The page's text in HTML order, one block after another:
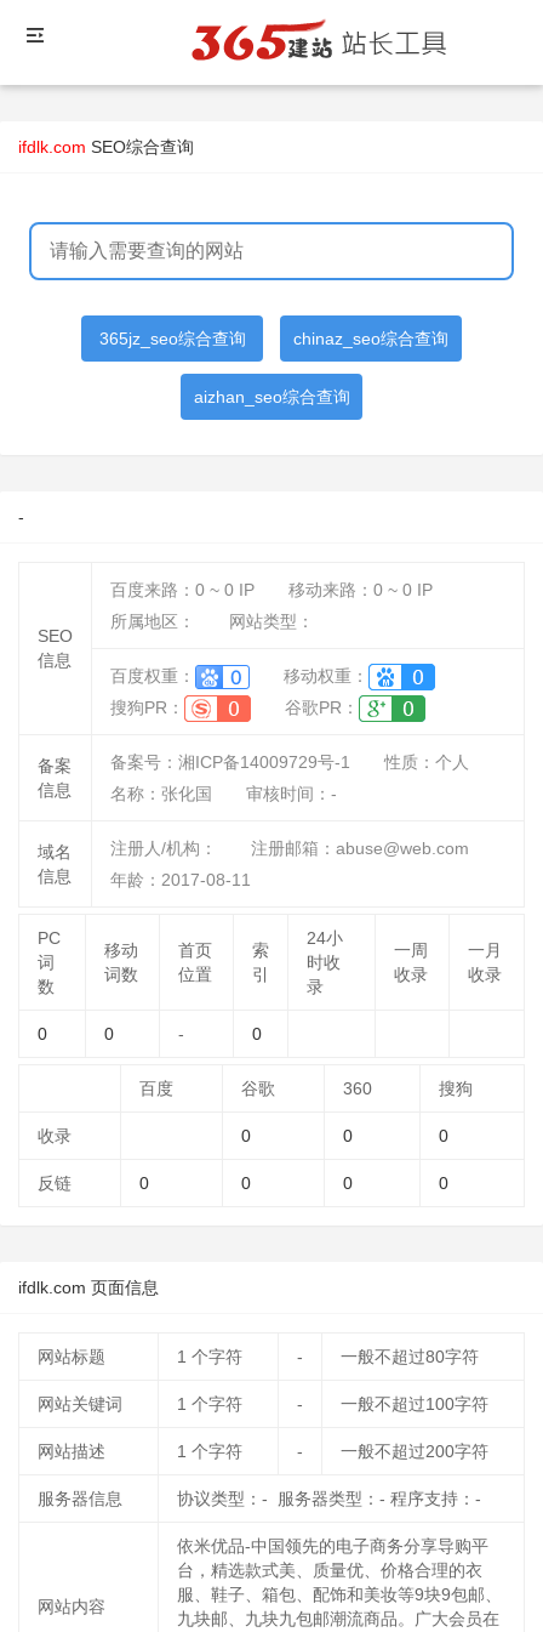
ifdlk.com SEO综合查询
365jz_seo综合查询 chinaz_seo综合查询
aizhan_seo综合查询
-
SEO
信息
百度来路： 0 ~ 0 IP 移动来路： 0 ~ 0 IP
所属地区：
网站类型：
百度权重：
移动权重：
搜狗PR：
谷歌PR：
备案
信息
备案号：湘ICP备14009729号-1 性质： 个人
名称： 张化国 审核时间： -
域名
信息
注册人/机构：
注册邮箱：abuse@web.com
年龄：2017-08-11
PC
词
数
移动
词数
首页
位置
索
引
24小
时收
录
一周
收录
一月
收录
0 0 - 0
百度 谷歌 360 搜狗
收录 0 0 0
反链 0 0 0 0
ifdlk.com 页面信息
网站标题 1 个字符 - 一般不超过80字符
网站关键词 1 个字符 - 一般不超过100字符
网站描述 1 个字符 - 一般不超过200字符
服务器信息 协议类型：- 服务器类型：- 程序支持：-
网站内容
依米优品-中国领先的电子商务分享导购平
台，精选款式美、质量优、价格合理的衣
服、鞋子、箱包、配饰和美妆等9块9包邮、
九块邮、九块九包邮潮流商品。广大会员在